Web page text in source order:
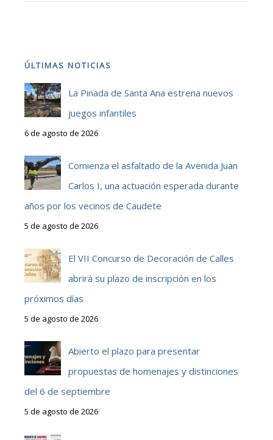
ÚLTIMAS NOTICIAS
La Pinada de Santa Ana estrena nuevos
juegos infantiles
6 de agosto de 2026
Comienza el asfaltado de la Avenida Juan
Carlos I, una actuación esperada durante
años por los vecinos de Caudete
5 de agosto de 2026
El VII Concurso de Decoración de Calles
abrirá su plazo de inscripción en los
próximos días
5 de agosto de 2026
Abierto el plazo para presentar
propuestas de homenajes y distinciones
del 6 de septiembre
5 de agosto de 2026